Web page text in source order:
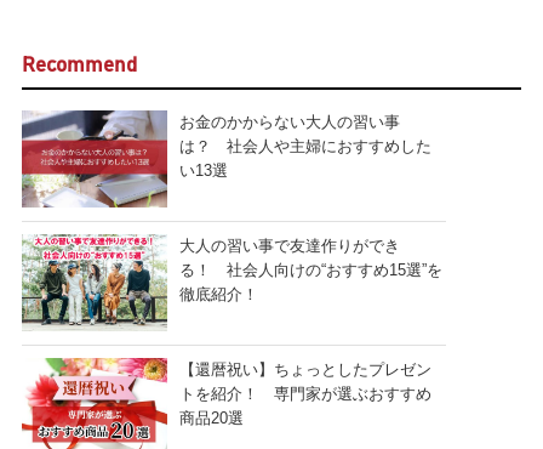
Recommend
お金のかからない大人の習い事
は？ 社会人や主婦におすすめした
い13選
大人の習い事で友達作りができ
る！ 社会人向けの“おすすめ15選”を
徹底紹介！
【還暦祝い】ちょっとしたプレゼン
トを紹介！ 専門家が選ぶおすすめ
商品20選